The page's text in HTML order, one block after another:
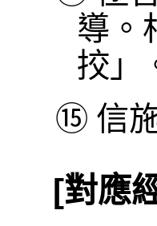
導。
挍」
⑮ 信
[對應